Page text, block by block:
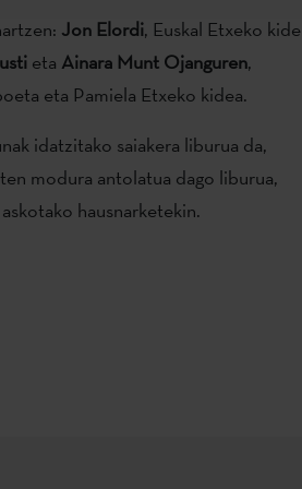
Jon Elordi, Euskal Etxeko kide
eta Ainara Munt Ojanguren,
eta Pamiela Etxeko kidea.
idatzitako saiakera liburua da,
modura antolatua dago liburua,
hausnarketekin.